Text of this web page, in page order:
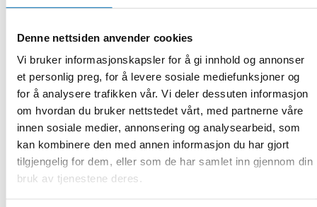
Denne nettsiden anvender cookies
Vi bruker informasjonskapsler for å gi innhold og annonser
et personlig preg, for å levere sosiale mediefunksjoner og
for å analysere trafikken vår. Vi deler dessuten informasjon
om hvordan du bruker nettstedet vårt, med partnerne våre
innen sosiale medier, annonsering og analysearbeid, som
kan kombinere den med annen informasjon du har gjort
tilgjengelig for dem, eller som de har samlet inn gjennom din
bruk av tjenestene deres.
En stabil och säkerställd välfärd som bas är den
nödvändiga plattformen för att kunna genomföra regional
utveckling. Det gäller i [...]